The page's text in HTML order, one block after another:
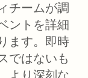
チームが調
ントを詳細
ます。即時
ではないも
より深刻な